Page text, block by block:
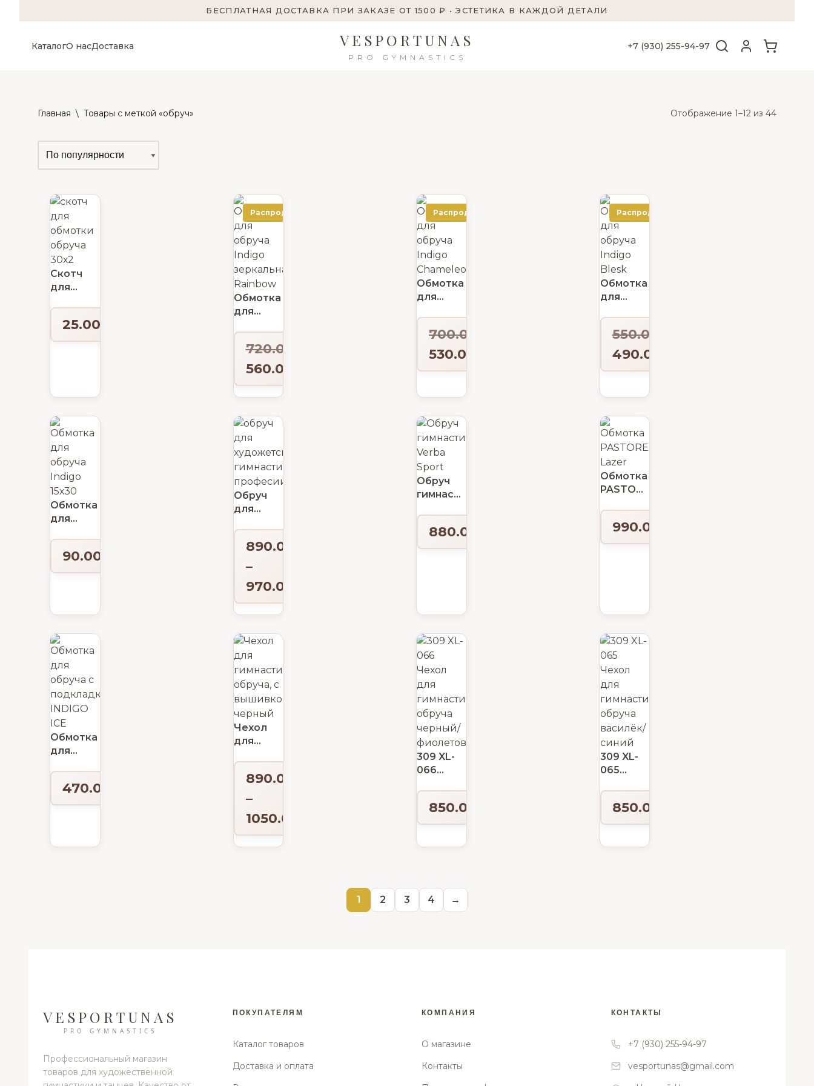
БЕСПЛАТНАЯ ДОСТАВКА ПРИ ЗАКАЗЕ ОТ 1500 ₽ • ЭСТЕТИКА В КАЖДОЙ ДЕТАЛИ
КаталогО насДоставка VESPORTUNAS
PRO GYMNASTICS
+7 (930) 255-94-97
Главная \ Товары с меткой «обруч» Отображение 1–12 из 44
Скотч
для
обруча
25.00
Распродажа!
Обмотка
для
Indigo
зеркальная
Rainbow
720.00
560.00
Распродажа!
Обмотка
для
Indigo
Chameleon
700.00
530.00
Распродажа!
Обмотка
для
Indigo
Blesk
550.00
490.00
Обмотка
для
Indigo
13х10
90.00
Обруч
для
гимнастики
профессиональный
890.00
–
970.00
Обруч
гимнастический
Sport
880.00
Обмотка
PASTORELLI
для
обручей
и булав
990.00
Обмотка
для
подкладкой
INDIGO
ICE
470.00
Чехол
для
обруча, с
вышивкой,
890.00
–
1050.00
309 XL-
066
для
гимнастического
обруча
фиолетовый
850.00
309 XL-
065
для
гимнастического
обруча
синий
850.00
1 2 3 4 →
VESPORTUNAS
PRO GYMNASTICS
Профессиональный магазин
товаров для художественной
ПОКУПАТЕЛЯМ
Каталог товаров
Доставка и оплата
КОМПАНИЯ
О магазине
Контакты
КОНТАКТЫ
+7 (930) 255-94-97
vesportunas@gmail.com